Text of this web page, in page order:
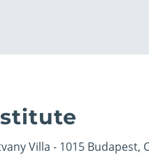
Villa - 1015 Budapest,